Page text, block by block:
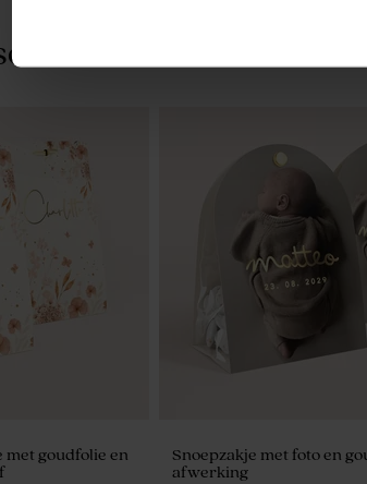
27 traktaties
Geboortesnoep hartjes
500 stuks)
ook leuk
met goudfolie en
Snoepzakje met foto en
afwerking